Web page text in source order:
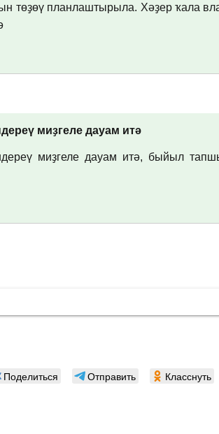
төҙөү планлаштырыла. Хәҙер ҡала
миҙгеле дауам итә
миҙгеле дауам итә, быйыл
Поделиться Отправить Класснуть